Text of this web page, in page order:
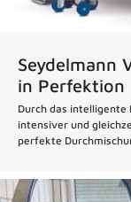
Seydelmann
in Perfektion
Durch das intelligente
intensiver und
perfekte